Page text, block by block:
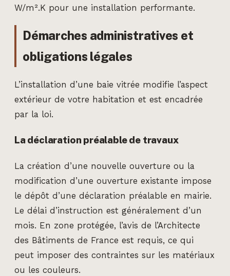
W/m².K pour une installation performante.
Démarches administratives et
obligations légales
L’installation d’une baie vitrée modifie l’aspect
extérieur de votre habitation et est encadrée
par la loi.
La déclaration préalable de travaux
La création d’une nouvelle ouverture ou la
modification d’une ouverture existante impose
le dépôt d’une déclaration préalable en mairie.
Le délai d’instruction est généralement d’un
mois. En zone protégée, l’avis de l’Architecte
des Bâtiments de France est requis, ce qui
peut imposer des contraintes sur les matériaux
ou les couleurs.